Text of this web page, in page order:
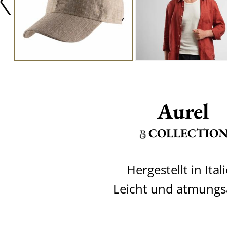
Aurel
Hergestellt in
Leicht und